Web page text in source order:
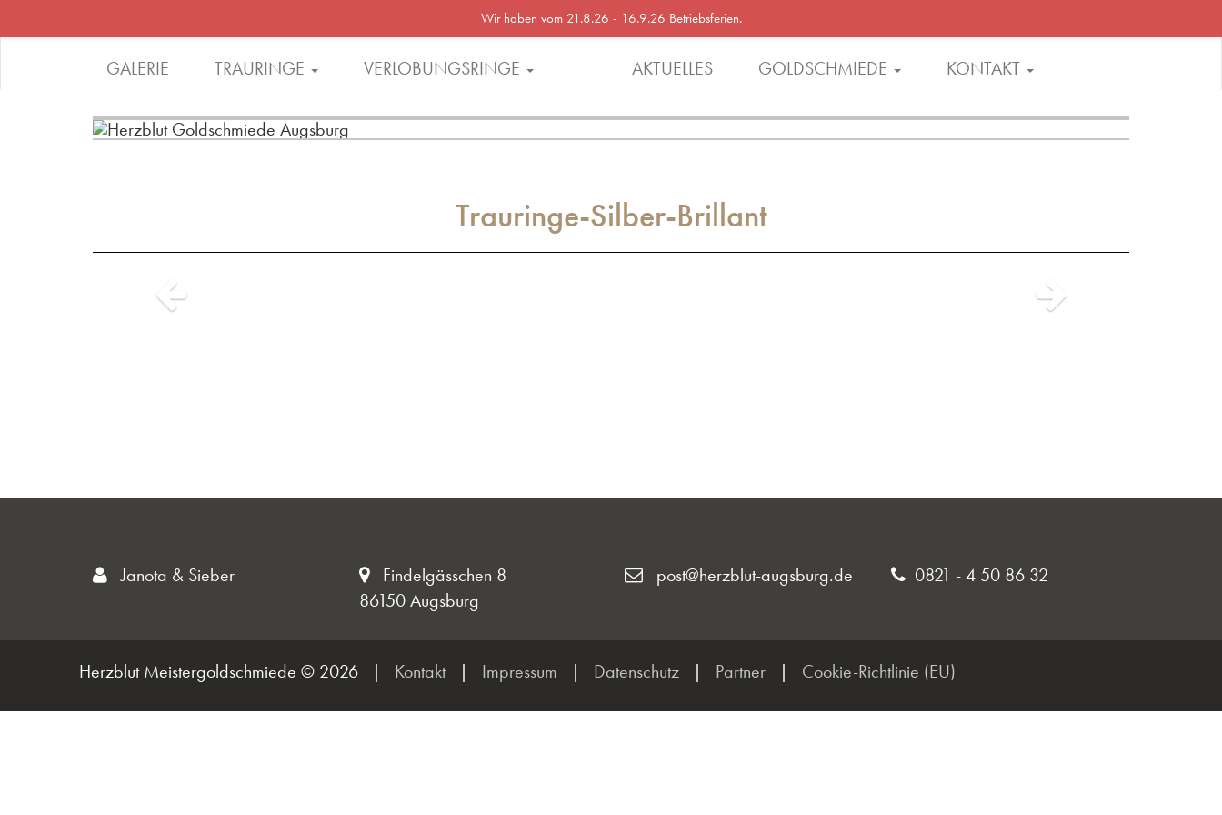
GALERIE TRAURINGE VERLOBUNGSRINGE AKTUELLES GOLDSCHMIEDE KONTAKT
Trauringe-Silber-Brillant
Wir haben vom 21.8.26 - 16.9.26 Betriebsferien.
Janota & Sieber
Findelgässchen 8
86150 Augsburg
post@herzblut-augsburg.de 0821 - 4 50 86 32
Herzblut Meistergoldschmiede © 2026 | Kontakt | Impressum | Datenschutz | Partner | Cookie-Richtlinie (EU)